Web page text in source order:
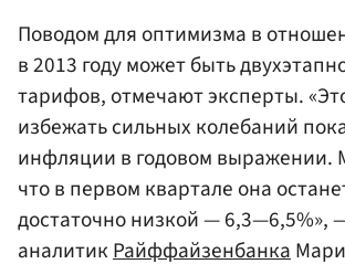
Поводом для оптимизма в
в 2013 году может быть
тарифов, отмечают эксперты.
избежать сильных колебаний
инфляции в годовом выражении.
что в первом квартале она
достаточно низкой — 6,3—6,5%»,
аналитикРайффайзенбанка